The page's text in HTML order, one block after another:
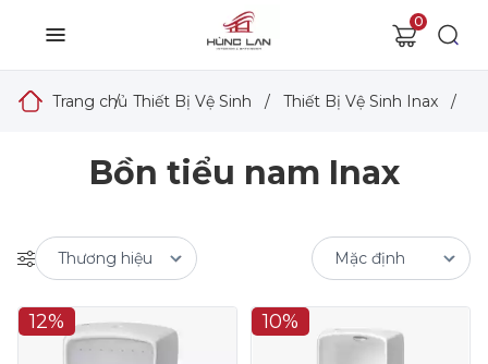
0
Trang chủ
/ Thiết Bị Vệ Sinh / Thiết Bị Vệ Sinh Inax /
Bồn tiểu nam Inax
12% 10%